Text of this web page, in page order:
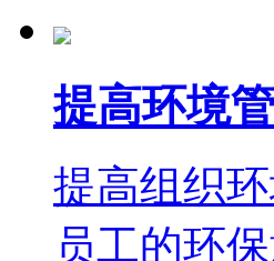
提高环境
提高组织
员工的环